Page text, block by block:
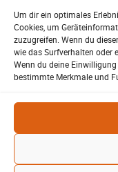
Um dir ein optimales
Cookies, um
zuzugreifen. Wenn du
wie das Surfverhalten oder
Wenn du deine
bestimmte Merkmale und
Raubversuch in
LEHRTE Patrick Reinisch-Fahrland -
Melde Skandale des
AUS DEM ARCHIV Redaktion - 23.
Veranstaltungs-
Patrick